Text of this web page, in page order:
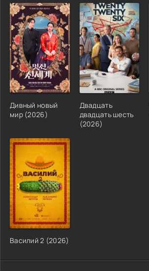
Дивный новый
мир (2026)
Двадцать
двадцать шесть
(2026)
Василий 2 (2026)